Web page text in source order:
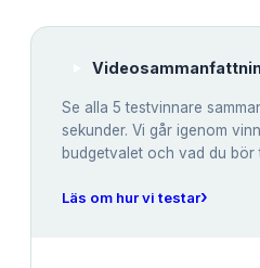
Se alla 5 testvinnare
sekunder. Vi går igenom
budgetvalet och vad du bör
Läs om hur vi testar›